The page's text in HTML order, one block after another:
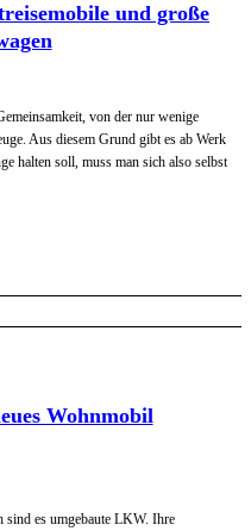
und große
von der nur wenige
Aus diesem Grund gibt es ab Werk
halten soll, muss man sich also selbst
Wohnmobil
sind es umgebaute LKW. Ihre